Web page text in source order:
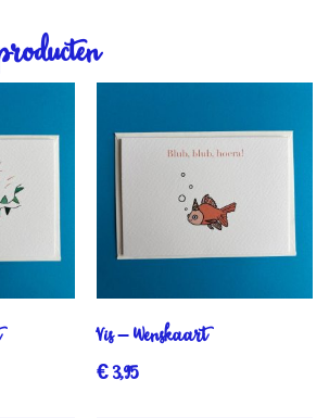
Vis – Wenskaart
€3,95